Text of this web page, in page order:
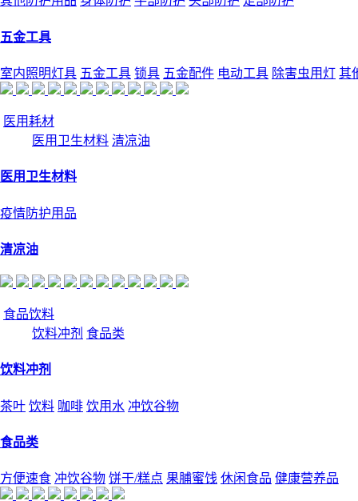
五金工具
室内照明灯具 五金工具 锁具 五金配件 电动工具 除害虫用灯 其
医用耗材
医用卫生材料 清凉油
医用卫生材料
疫情防护用品
清凉油
食品饮料
饮料冲剂 食品类
饮料冲剂
茶叶 饮料 咖啡 饮用水 冲饮谷物
食品类
方便速食 冲饮谷物 饼干/糕点 果脯蜜饯 休闲食品 健康营养品